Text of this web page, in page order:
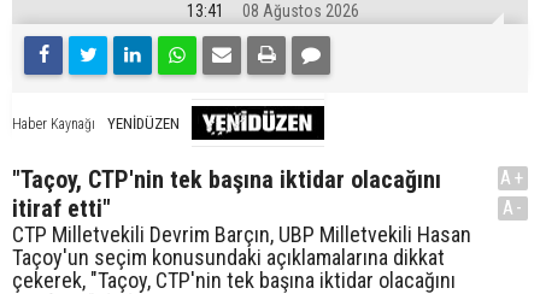
13:41 08 Ağustos 2026
Haber Kaynağı YENİDÜZEN
"Taçoy, CTP'nin tek başına iktidar olacağını
itiraf etti"
CTP Milletvekili Devrim Barçın, UBP Milletvekili Hasan
Taçoy'un seçim konusundaki açıklamalarına dikkat
çekerek, "Taçoy, CTP'nin tek başına iktidar olacağını
A+
A-